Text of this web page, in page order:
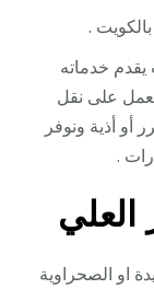
.
خدماته
على نقل
أذية ونوفر
.
او الصحراوية